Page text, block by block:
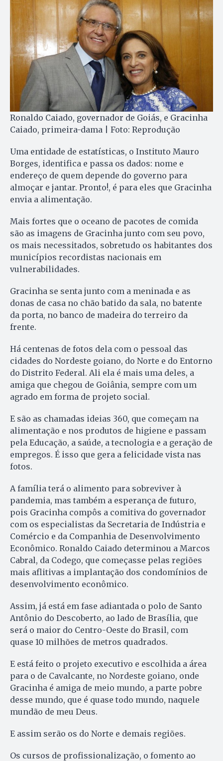
Ronaldo Caiado, governador de Goiás, e Gracinha
Caiado, primeira-dama | Foto: Reprodução
Uma entidade de estatísticas, o Instituto Mauro
Borges, identifica e passa os dados: nome e
endereço de quem depende do governo para
almoçar e jantar. Pronto!, é para eles que Gracinha
envia a alimentação.
Mais fortes que o oceano de pacotes de comida
são as imagens de Gracinha junto com seu povo,
os mais necessitados, sobretudo os habitantes dos
municípios recordistas nacionais em
vulnerabilidades.
Gracinha se senta junto com a meninada e as
donas de casa no chão batido da sala, no batente
da porta, no banco de madeira do terreiro da
frente.
Há centenas de fotos dela com o pessoal das
cidades do Nordeste goiano, do Norte e do Entorno
do Distrito Federal. Ali ela é mais uma deles, a
amiga que chegou de Goiânia, sempre com um
agrado em forma de projeto social.
E são as chamadas ideias 360, que começam na
alimentação e nos produtos de higiene e passam
pela Educação, a saúde, a tecnologia e a geração de
empregos. É isso que gera a felicidade vista nas
fotos.
A família terá o alimento para sobreviver à
pandemia, mas também a esperança de futuro,
pois Gracinha compôs a comitiva do governador
com os especialistas da Secretaria de Indústria e
Comércio e da Companhia de Desenvolvimento
Econômico. Ronaldo Caiado determinou a Marcos
Cabral, da Codego, que começasse pelas regiões
mais aflitivas a implantação dos condomínios de
desenvolvimento econômico.
Assim, já está em fase adiantada o polo de Santo
Antônio do Descoberto, ao lado de Brasília, que
será o maior do Centro-Oeste do Brasil, com
quase 10 milhões de metros quadrados.
E está feito o projeto executivo e escolhida a área
para o de Cavalcante, no Nordeste goiano, onde
Gracinha é amiga de meio mundo, a parte pobre
desse mundo, que é quase todo mundo, naquele
mundão de meu Deus.
E assim serão os do Norte e demais regiões.
Os cursos de profissionalização, o fomento ao